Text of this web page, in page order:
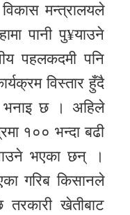
विकास मन्त्रालयले
पानी पु¥याउने
पहलकदमी पनि
विस्तार हुँदै
भनाइ छ । अहिले
१०० भन्दा बढी
भएका छन् ।
गरिब किसानले
तरकारी खेतीबाट